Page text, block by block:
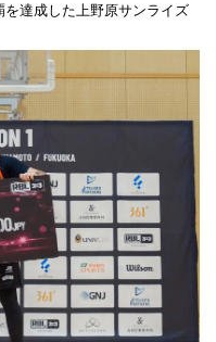
を達成した上野原サンライズ